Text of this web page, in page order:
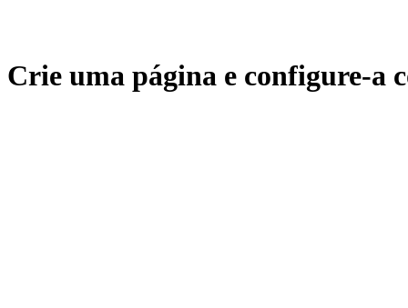
Crie uma página e configure-a